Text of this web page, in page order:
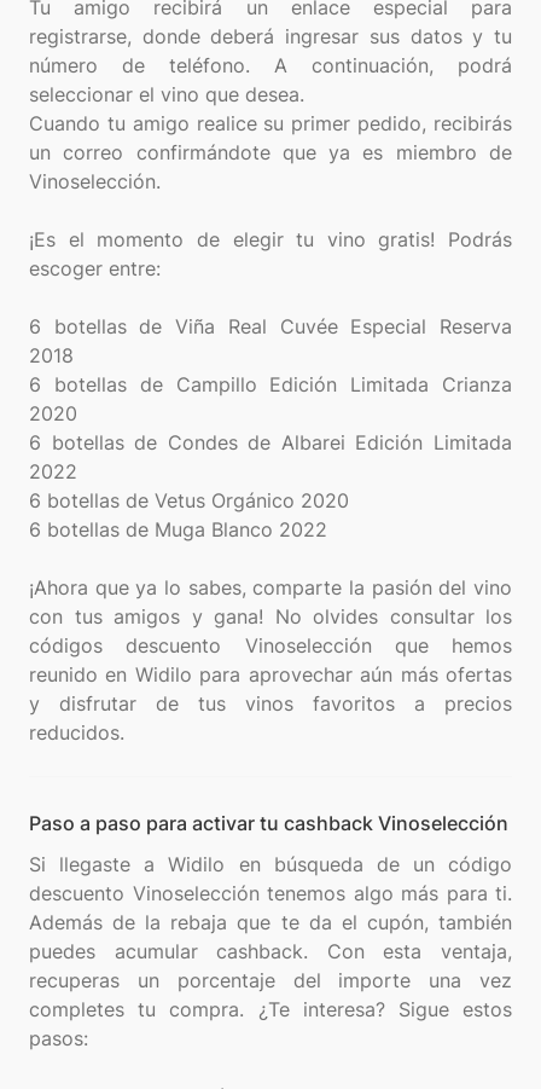
Tu amigo recibirá un enlace especial para
registrarse, donde deberá ingresar sus datos y tu
número de teléfono. A continuación, podrá
seleccionar el vino que desea.
Cuando tu amigo realice su primer pedido, recibirás
un correo confirmándote que ya es miembro de
Vinoselección.
¡Es el momento de elegir tu vino gratis! Podrás
escoger entre:
6 botellas de Viña Real Cuvée Especial Reserva
2018
6 botellas de Campillo Edición Limitada Crianza
2020
6 botellas de Condes de Albarei Edición Limitada
2022
6 botellas de Vetus Orgánico 2020
6 botellas de Muga Blanco 2022
¡Ahora que ya lo sabes, comparte la pasión del vino
con tus amigos y gana! No olvides consultar los
códigos descuento Vinoselección que hemos
reunido en Widilo para aprovechar aún más ofertas
y disfrutar de tus vinos favoritos a precios
Paso a paso para activar tu cashback Vinoselección
Si llegaste a Widilo en búsqueda de un código
descuento Vinoselección tenemos algo más para ti.
Además de la rebaja que te da el cupón, también
puedes acumular cashback. Con esta ventaja,
recuperas un porcentaje del importe una vez
completes tu compra. ¿Te interesa? Sigue estos
pasos: